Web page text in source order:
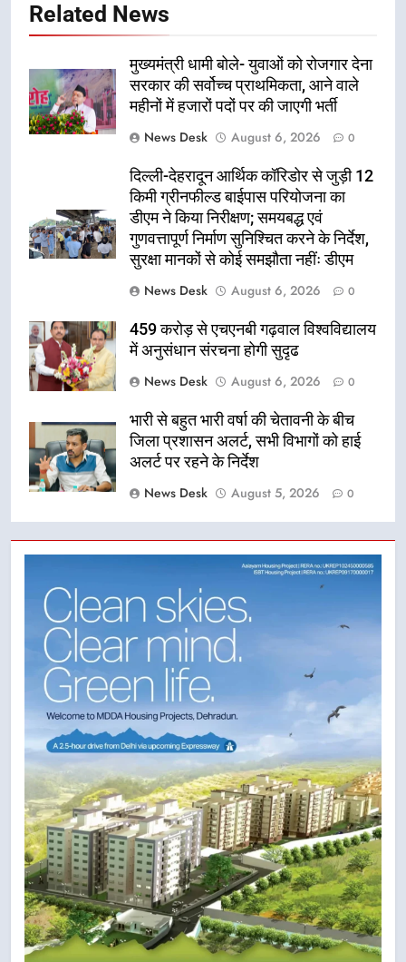
Related News
मुख्यमंत्री धामी बोले- युवाओं को रोजगार देना
सरकार की सर्वोच्च प्राथमिकता, आने वाले
महीनों में हजारों पदों पर की जाएगी भर्ती
News Desk
August 6, 2026 0
दिल्ली-देहरादून आर्थिक कॉरिडोर से जुड़ी 12
किमी ग्रीनफील्ड बाईपास परियोजना का
डीएम ने किया निरीक्षण; समयबद्ध एवं
गुणवत्तापूर्ण निर्माण सुनिश्चित करने के निर्देश,
सुरक्षा मानकों से कोई समझौता नहींः डीएम
News Desk
August 6, 2026 0
459 करोड़ से एचएनबी गढ़वाल विश्वविद्यालय
में अनुसंधान संरचना होगी सुदृढ
News Desk
August 6, 2026 0
भारी से बहुत भारी वर्षा की चेतावनी के बीच
जिला प्रशासन अलर्ट, सभी विभागों को हाई
अलर्ट पर रहने के निर्देश
News Desk
August 5, 2026 0